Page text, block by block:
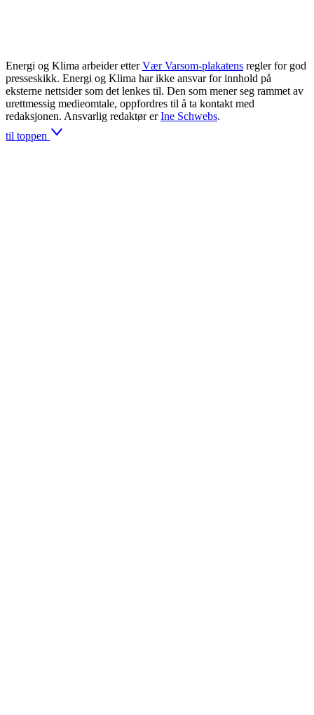
Energi og Klima arbeider etter Vær Varsom-plakatens regler for god
presseskikk. Energi og Klima har ikke ansvar for innhold på
eksterne nettsider som det lenkes til. Den som mener seg rammet av
urettmessig medieomtale, oppfordres til å ta kontakt med
redaksjonen. Ansvarlig redaktør er Ine Schwebs.
til toppen